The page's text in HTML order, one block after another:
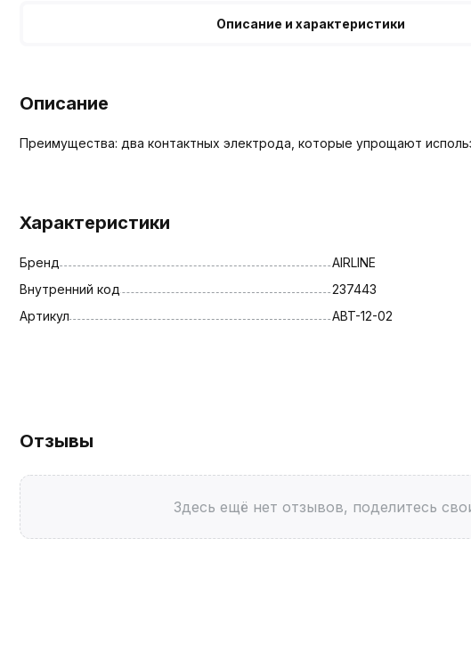
Описание и характеристики
Описание
Преимущества: два контактных электрода, которые упрощают
Характеристики
Бренд
AIRLINE
Внутренний код
237443
Артикул
ABT-12-02
Отзывы
Здесь ещё нет отзывов, поделитесь